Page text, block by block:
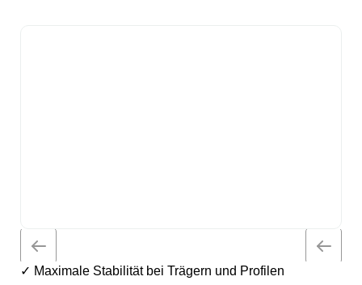
✓ Maximale Stabilität bei Trägern und Profilen